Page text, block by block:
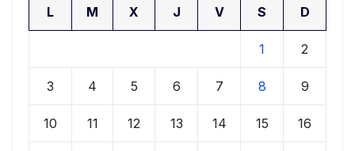
L M X J V S D
1 2
3 4 5 6 7 8 9
10 11 12 13 14 15 16